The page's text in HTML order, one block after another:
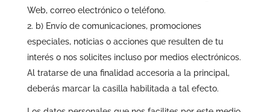
Web, correo electrónico o teléfono.
b) Envío de comunicaciones, promociones
especiales, noticias o acciones que resulten de tu
interés o nos solicites incluso por medios electrónicos.
Al tratarse de una finalidad accesoria a la principal,
deberás marcar la casilla habilitada a tal efecto.